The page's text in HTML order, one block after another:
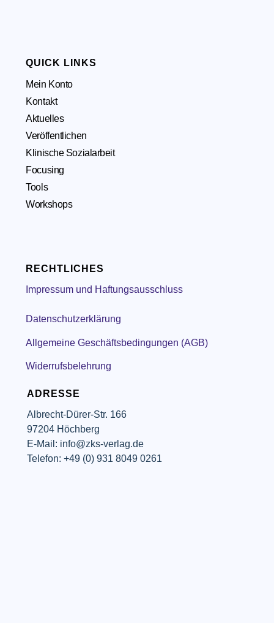
ADRESSE
Albrecht-Dürer-Str. 166
97204 Höchberg
E-Mail: info@zks-verlag.de
Telefon: +49 (0) 931 8049 0261
RECHTLICHES
Impressum und Haftungsausschluss
Datenschutzerklärung
Allgemeine Geschäftsbedingungen (AGB)
Widerrufsbelehrung
QUICK LINKS
Mein Konto
Kontakt
Aktuelles
Veröffentlichen
Klinische Sozialarbeit
Focusing
Tools
Workshops